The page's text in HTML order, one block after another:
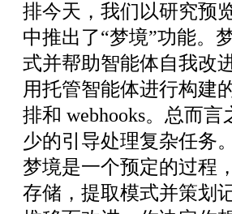
排今天，我们以研究预
中推出了“梦境”功能。
式并帮助智能体自我改
用托管智能体进行构建
排和 webhooks。总而
少的引导处理复杂任务
梦境是一个预定的过程
存储，提取模式并策划